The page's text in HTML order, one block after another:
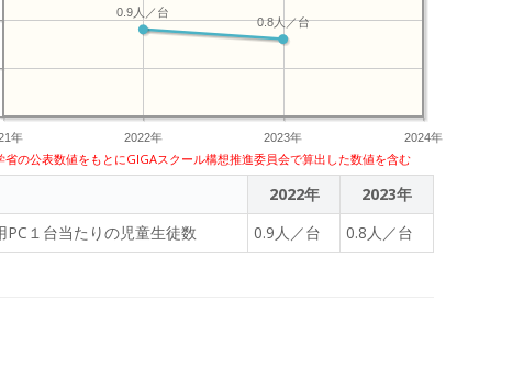
年 2022年 2023年 2024年
0.8人／台
0.9人／台
の公表数値をもとにGIGAスクール構想推進委員会で算出した数値を含む
2022年
2023年
PC１台当たりの児童生徒数
0.9人／台 0.8人／台